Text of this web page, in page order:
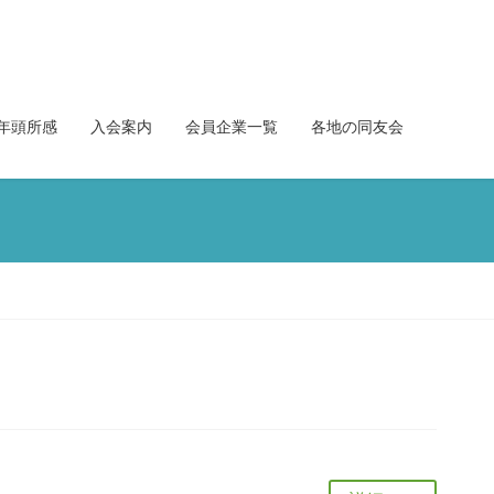
頭所感 入会案内 会員企業一覧 各地の同友会